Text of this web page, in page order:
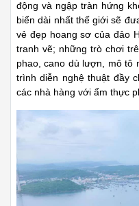
động và ngập tràn hứng
biển dài nhất thế giới sẽ
vẻ đẹp hoang sơ của đảo
tranh vẽ; những trò chơi
phao, cano dù lượn, mô tô
trình diễn nghệ thuật đầy
các nhà hàng với ẩm thực